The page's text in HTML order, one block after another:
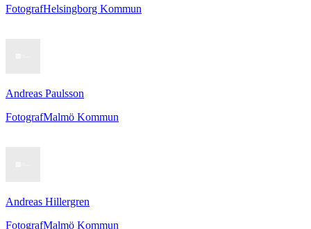
FotografHelsingborg Kommun
Andreas Paulsson
FotografMalmö Kommun
Andreas Hillergren
FotografMalmö Kommun